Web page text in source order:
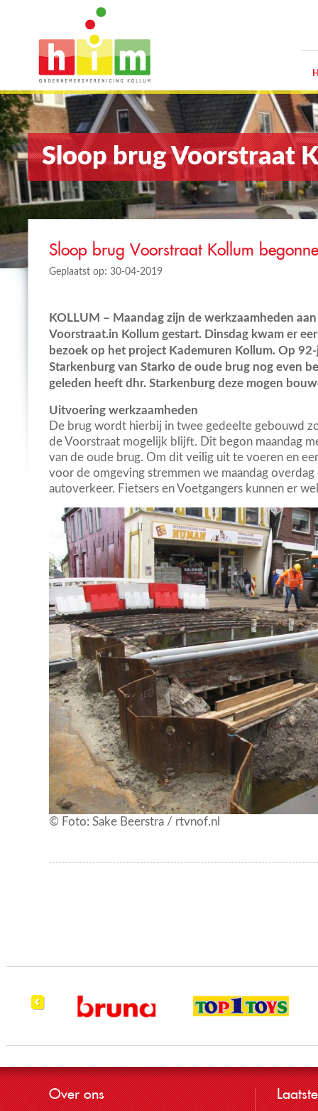
Sloop brug Voorstraat
Sloop brug Voorstraat Kollum
Geplaatst op: 30-04-2019
KOLLUM – Maandag zijn de werkzaamheden
Voorstraat.in Kollum gestart. Dinsdag kwam er
bezoek op het project Kademuren Kollum. Op
Starkenburg van Starko de oude brug nog even
geleden heeft dhr. Starkenburg deze mogen
Uitvoering werkzaamheden
De brug wordt hierbij in twee gedeelte gebouwd
de Voorstraat mogelijk blijft. Dit begon maandag
van de oude brug. Om dit veilig uit te voeren en
voor de omgeving stremmen we maandag
autoverkeer. Fietsers en Voetgangers kunnen er
© Foto: Sake Beerstra / rtvnof.nl
Over ons